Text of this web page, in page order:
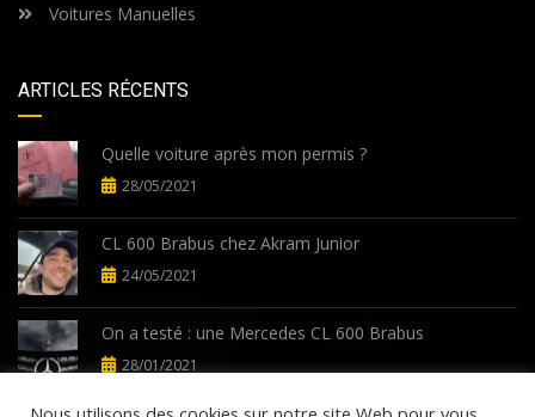
Voitures Manuelles
ARTICLES RÉCENTS
Quelle voiture après mon permis ?
28/05/2021
CL 600 Brabus chez Akram Junior
24/05/2021
On a testé : une Mercedes CL 600 Brabus
28/01/2021